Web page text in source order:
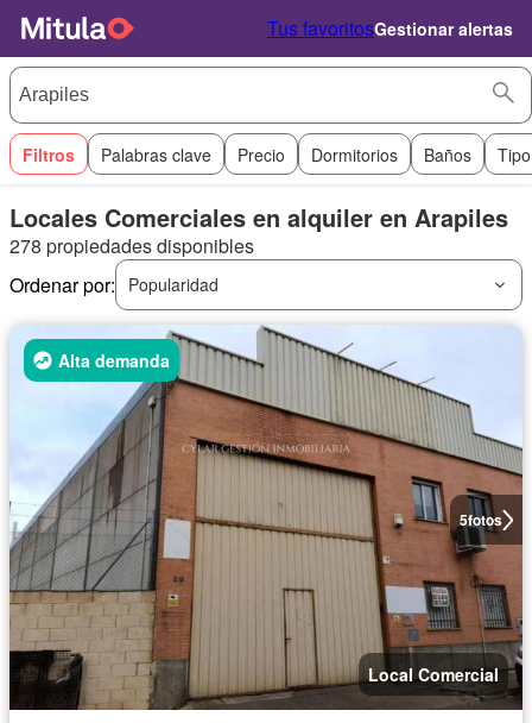
Tus favoritosGestionar alertas
Filtros Palabras clave Precio Dormitorios Baños
Locales Comerciales en alquiler en Arapiles
278 propiedades disponibles
Ordenar por:
Popularidad
5fotos
Alta demanda
Local Comercial